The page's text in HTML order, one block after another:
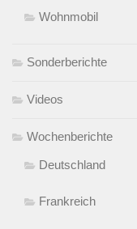
Wohnmobil
Sonderberichte
Videos
Wochenberichte
Deutschland
Frankreich